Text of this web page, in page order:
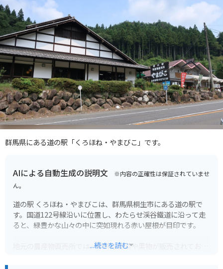
群馬県にある道の駅「くろほね・やまびこ」です。
AIによる自動生成の説明文 ※内容の正確性は保証されていませ
ん。
道の駅 くろほね・やまびこは、群馬県桐生市にある道の駅で
す。国道122号線沿いに位置し、わたらせ渓谷鐵道に沿って走
ると、緑豊かな山々の中に突如現れる赤い屋根が目印です。
地元の農産物直売所では、新鮮な野菜や果物が販売されてお
...続きを読む